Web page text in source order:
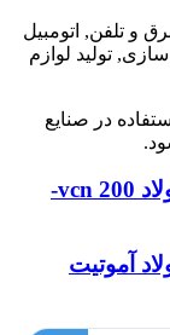
و تلفن, اتومبیل
تولید لوازم
در صنایع
فولاد 6580-میلگرد 6580-تسمه 6580-فولاد vcn 200-
میلگرد 2542-تسمه 2542-فولاد آموتیت